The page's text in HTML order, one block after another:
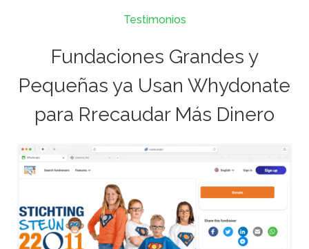
Testimonios
Fundaciones Grandes y
Pequeñas ya Usan Whydonate
para Rrecaudar Más Dinero